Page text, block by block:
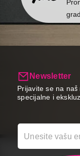
Newsletter
Prijavite se na
specijalne i